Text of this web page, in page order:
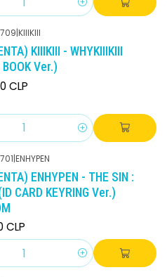
|KIIIKIII
KIIIKIII - WHYKIIIKIII
BOOK Ver.)
CLP
|ENHYPEN
ENHYPEN - THE SIN :
CARD KEYRING Ver.)
CLP